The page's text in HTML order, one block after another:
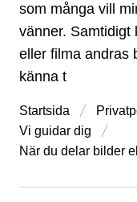
som många vill
vänner. Samtidigt
eller filma andras
känna t
Startsida
Vi guidar dig
När du delar bilder